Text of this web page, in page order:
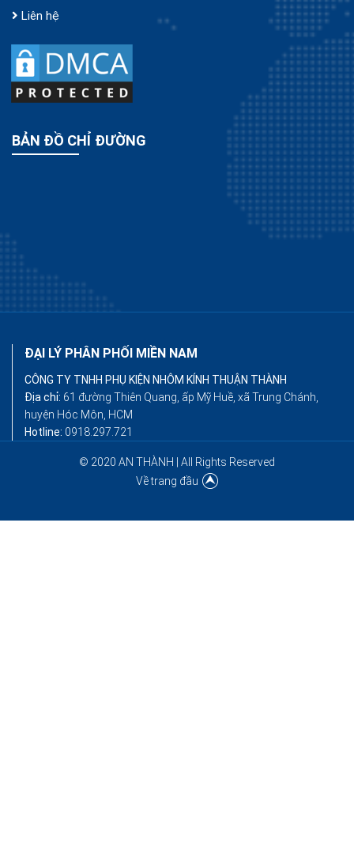
Liên hệ
BẢN ĐỒ CHỈ ĐƯỜNG
ĐẠI LÝ PHÂN PHỐI MIỀN NAM
CÔNG TY TNHH PHỤ KIỆN NHÔM KÍNH THUẬN THÀNH
Địa chỉ: 61 đường Thiên Quang, ấp Mỹ Huề, xã Trung Chánh,
huyện Hóc Môn, HCM
Hotline: 0918.297.721
© 2020 AN THÀNH | All Rights Reserved
Về trang đầu